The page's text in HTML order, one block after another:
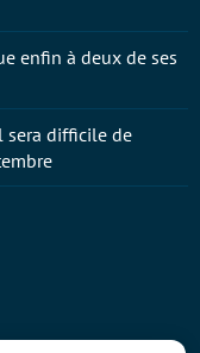
enfin à deux de ses
sera difficile de